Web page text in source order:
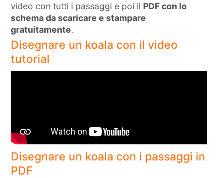
video con tutti i passaggi e poi il PDF con lo
schema da scaricare e stampare
gratuitamente.
Disegnare un koala con il video
tutorial
Disegnare un koala con i passaggi in
PDF